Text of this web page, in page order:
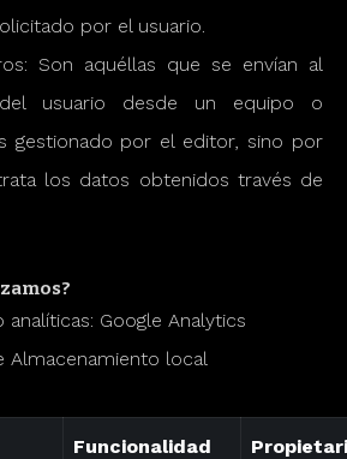
por el usuario.
Son aquéllas que se envían al
usuario desde un equipo o
gestionado por el editor, sino por
los datos obtenidos través de
Google Analytics
Almacenamiento local
Funcionalidad